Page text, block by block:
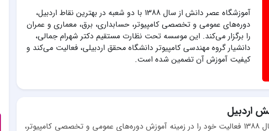
آموزشگاه عصر دانش از سال 1388 با دو شعبه در بهترین نقاط اردبیل،
دوره‌های عمومی و تخصصی کامپیوتر، حسابداری، برق، معماری و عمران
را برگزار می‌کند. این موسسه تحت نظارت مستقیم دکتر شهرام جمالی،
دانشیار گروه مهندسی کامپیوتر دانشگاه محقق اردبیلی، فعالیت می‌کند و
کیفیت آموزش آن تضمین شده است.
اردبیل
مجتمع آموزشی عصر دانش از سال 1388 فعالیت خود را در زمینه آموزش دوره‌های عمومی و تخصصی کامپیوتر،